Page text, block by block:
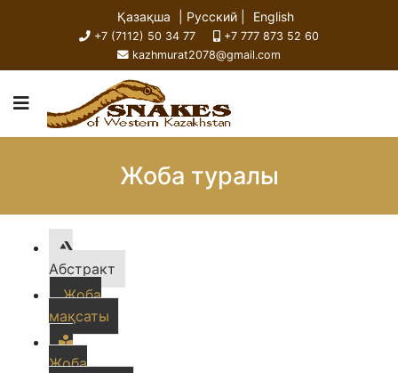
Қазақша | Русский | English
+7 (7112) 50 34 77
+7 777 873 52 60
kazhmurat2078@gmail.com
Жоба туралы
Абстракт
Жоба
мақсаты
Жоба